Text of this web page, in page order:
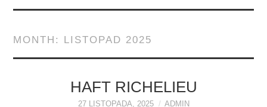
MONTH: LISTOPAD 2025
HAFT RICHELIEU
27 LISTOPADA, 2025 ADMIN